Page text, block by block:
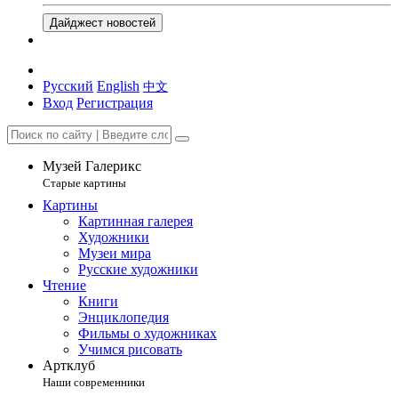
Дайджест новостей
Русский English 中文
Вход Регистрация
Музей Галерикс
Старые картины
Картины
Картинная галерея
Художники
Музеи мира
Русские художники
Чтение
Книги
Энциклопедия
Фильмы о художниках
Учимся рисовать
Артклуб
Наши современники